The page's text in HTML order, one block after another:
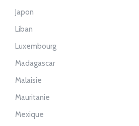
Japon
Liban
Luxembourg
Madagascar
Malaisie
Mauritanie
Mexique